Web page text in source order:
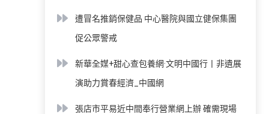
遭冒名推銷保健品 中心醫院與國立健保集團
促公眾警戒
新華全媒+甜心查包養網·文明中國行丨非遺展
演助力賞春經濟_中國網
張店市平易近中間奉行營業網上辦 確需現場